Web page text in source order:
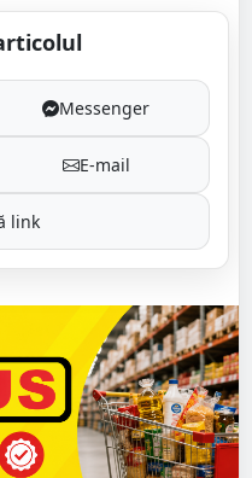
Messenger
E-mail
link